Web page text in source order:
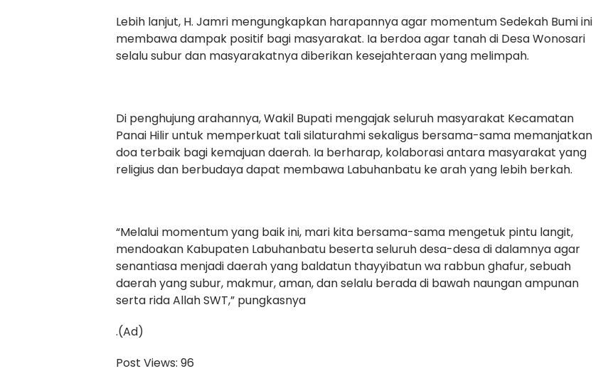
Lebih lanjut, H. Jamri mengungkapkan harapannya agar momentum Sedekah Bumi ini
membawa dampak positif bagi masyarakat. Ia berdoa agar tanah di Desa Wonosari
selalu subur dan masyarakatnya diberikan kesejahteraan yang melimpah.
Di penghujung arahannya, Wakil Bupati mengajak seluruh masyarakat Kecamatan
Panai Hilir untuk memperkuat tali silaturahmi sekaligus bersama-sama memanjatkan
doa terbaik bagi kemajuan daerah. Ia berharap, kolaborasi antara masyarakat yang
religius dan berbudaya dapat membawa Labuhanbatu ke arah yang lebih berkah.
“Melalui momentum yang baik ini, mari kita bersama-sama mengetuk pintu langit,
mendoakan Kabupaten Labuhanbatu beserta seluruh desa-desa di dalamnya agar
senantiasa menjadi daerah yang baldatun thayyibatun wa rabbun ghafur, sebuah
daerah yang subur, makmur, aman, dan selalu berada di bawah naungan ampunan
serta rida Allah SWT,” pungkasnya
.(Ad)
Post Views: 96